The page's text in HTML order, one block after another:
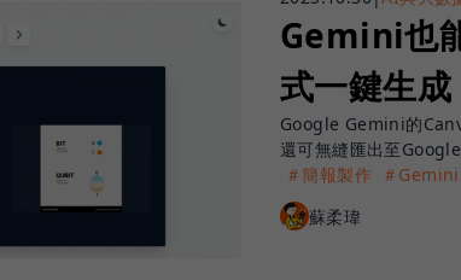
Gemini也
式一鍵生
Google Gemini的
還可無縫匯出至Google
＃簡報製作
＃Gemini
蘇柔瑋